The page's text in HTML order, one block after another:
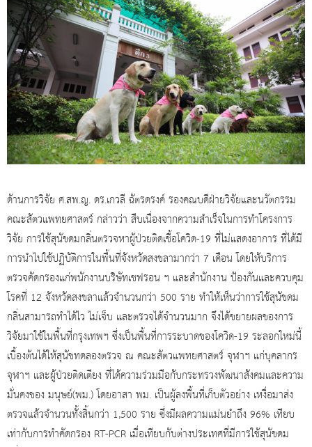
ด้านการวิจัย ศ.สพ.ญ. ดร.เกวลี ฉัตรดรงค์ รองคณบดีฝ่ายวิจัยและนวัตกรรม
คณะสัตวแพทยศาสตร์ กล่าวว่า สืบเนื่องจากความสำเร็จในการทำโครงการ
วิจัย การใช้สุนัขดมกลิ่นตรวจหาผู้ป่วยติดเชื้อโควิด-19 ที่ไม่แสดงอาการ ที่ได้มี
การนำไปใช้ปฏิบัติการในพื้นที่จังหวัดสงขลามากว่า 7 เดือน โดยให้บริการ
ตรวจคัดกรองแก่พนักงานบริษัทเชฟรอน ฯ และสํานักงาน ป้องกันและควบคุม
โรคที่ 12 จังหวัดสงขลาแล้วจํานวนกว่า 500 ราย ทำให้เห็นว่าการใช้สุนัขดม
กลิ่นสามารถทำได้ไว ไม่เจ็บ และตรวจได้จำนวนมาก จึงได้ขยายผลของการ
วิจัยมาใช้ในพื้นที่กรุงเทพฯ ซึ่งเป็นพื้นที่การระบาดของโควิด-19 ระลอกใหม่นี้
เบื้องต้นได้ให้สุนัขทดลองตรวจ ณ คณะสัตวแพทยศาสตร์ จุฬาฯ แก่บุคลากร
จุฬาฯ และผู้ป่วยติดเตียง ที่ได้ความร่วมมือกับกระทรวงพัฒนาสังคมและความ
มั่นคงของ มนุษย์(พม.) โดยอาสา พม. เป็นผู้ลงพื้นที่เก็บตัวอย่าง เหงื่อมาส่ง
ตรวจแล้วจำนวนทั้งสิ้นกว่า 1,500 ราย ซึ่งมีผลความแม่นยำถึง 96% เทียบ
เท่ากับการทำคัดกรอง RT-PCR เมื่อเทียบกับต่างประเทศที่มีการใช้สุนัขดม